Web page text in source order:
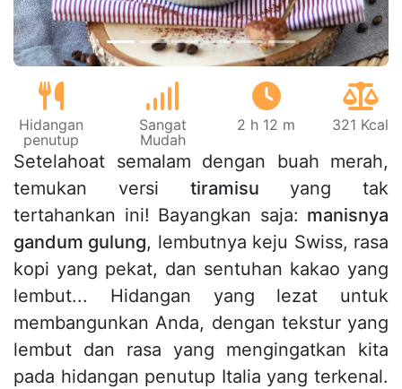
Hidangan
penutup
Sangat
Mudah
2 h 12 m 321 Kcal
Setelahoat semalam dengan buah merah,
temukan versi tiramisu yang tak
tertahankan ini! Bayangkan saja: manisnya
gandum gulung, lembutnya keju Swiss, rasa
kopi yang pekat, dan sentuhan kakao yang
lembut... Hidangan yang lezat untuk
membangunkan Anda, dengan tekstur yang
lembut dan rasa yang mengingatkan kita
pada hidangan penutup Italia yang terkenal.